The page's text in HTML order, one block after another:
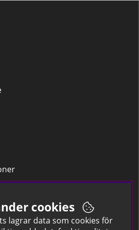
cookies
lagrar data som cookies för